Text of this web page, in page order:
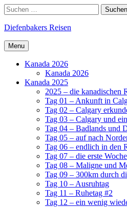
Skip
to
content
Search
Suchen
nach:
Diefenbakers Reisen
Menu
Kanada 2026
Kanada 2026
Kanada 2025
2025 – die kanadischen
Tag 01 – Ankunft in
Tag 02 – Calgary
Tag 03 – Calgary und
Tag 04 – Badlands und
Tag 05 – auf nach
Tag 06 – endlich in den
Tag 07 – die erste
Tag 08 – Maligne und
Tag 09 – 300km durch
Tag 10 – Ausruhtag
Tag 11 – Ruhetag #2
Tag 12 – ein wenig